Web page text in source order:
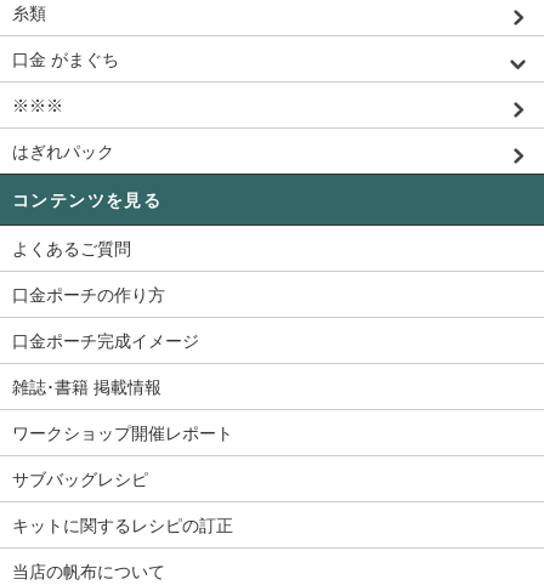
糸類
口金 がまぐち
※※※
はぎれパック
コンテンツを見る
よくあるご質問
口金ポーチの作り方
口金ポーチ完成イメージ
雑誌･書籍 掲載情報
ワークショップ開催レポート
サブバッグレシピ
キットに関するレシピの訂正
当店の帆布について